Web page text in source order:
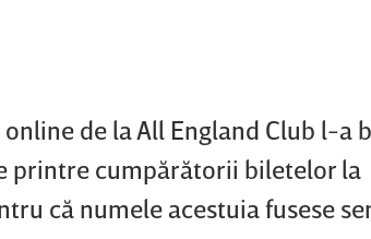
de la All England Club l-a
printre cumpărătorii biletelor la
că numele acestuia fusese